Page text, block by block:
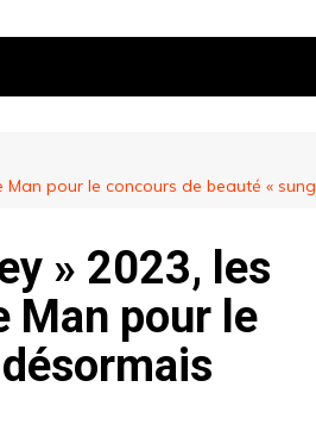
ART ET CULTURE
POLITIQUE
pour le concours de beauté «
» 2023, les
Man pour le